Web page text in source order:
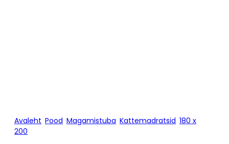
Avaleht Pood Magamistuba Kattemadratsid 180 x
200